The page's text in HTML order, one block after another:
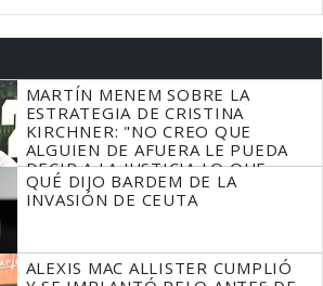
MARTÍN MENEM SOBRE LA
ESTRATEGIA DE CRISTINA
KIRCHNER: "NO CREO QUE
ALGUIEN DE AFUERA LE PUEDA
DECIR A LA JUSTICIA LO QUE
TIENE QUE HACER"
QUÉ DIJO BARDEM DE LA
INVASIÓN DE CEUTA
ALEXIS MAC ALLISTER CUMPLIÓ